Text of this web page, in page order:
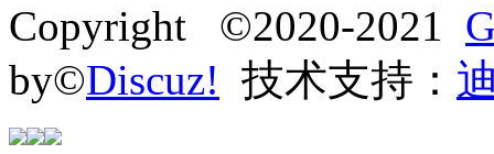
Copyright ©2020-2021
by©Discuz! 技术支持：